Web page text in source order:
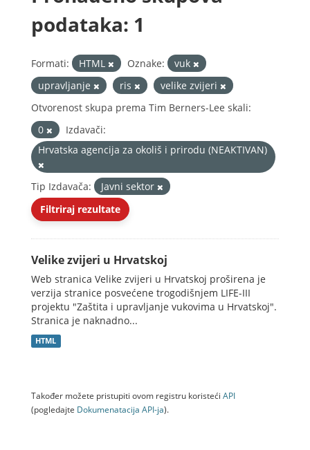
podataka: 1
Formati: HTML Oznake:
vuk
upravljanje
ris
velike zvijeri
Otvorenost skupa prema Tim Berners-Lee skali:
0
Izdavači:
Hrvatska agencija za okoliš i prirodu (NEAKTIVAN)
Tip Izdavača:
Javni sektor
Filtriraj rezultate
Velike zvijeri u Hrvatskoj
Web stranica Velike zvijeri u Hrvatskoj proširena je
verzija stranice posvećene trogodišnjem LIFE-III
projektu "Zaštita i upravljanje vukovima u Hrvatskoj".
Stranica je naknadno...
HTML
Također možete pristupiti ovom registru koristeći API
(pogledajte Dokumenаtаcijа API-jа).